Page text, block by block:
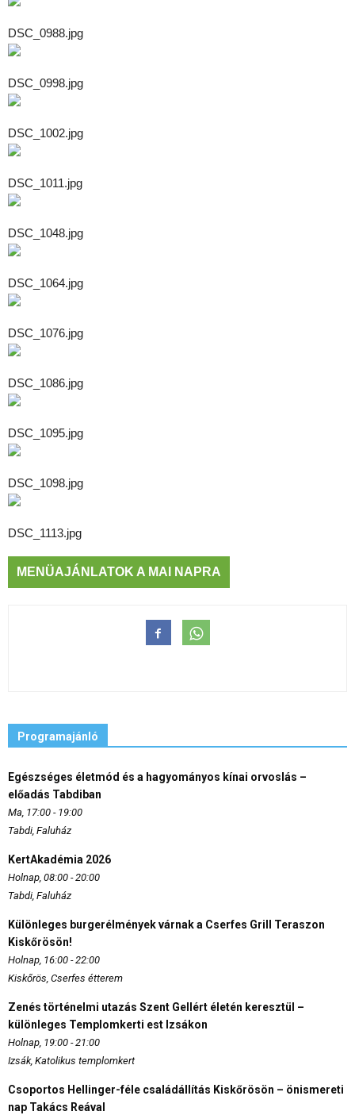
DSC_0988.jpg
DSC_0998.jpg
DSC_1002.jpg
DSC_1011.jpg
DSC_1048.jpg
DSC_1064.jpg
DSC_1076.jpg
DSC_1086.jpg
DSC_1095.jpg
DSC_1098.jpg
DSC_1113.jpg
MENÜAJÁNLATOK A MAI NAPRA
Programajánló
Egészséges életmód és a hagyományos kínai orvoslás –
előadás Tabdiban
Ma, 17:00 - 19:00
Tabdi, Faluház
KertAkadémia 2026
Holnap, 08:00 - 20:00
Tabdi, Faluház
Különleges burgerélmények várnak a Cserfes Grill Teraszon
Kiskőrösön!
Holnap, 16:00 - 22:00
Kiskőrös, Cserfes étterem
Zenés történelmi utazás Szent Gellért életén keresztül –
különleges Templomkerti est Izsákon
Holnap, 19:00 - 21:00
Izsák, Katolikus templomkert
Csoportos Hellinger-féle családállítás Kiskőrösön – önismereti
nap Takács Reával